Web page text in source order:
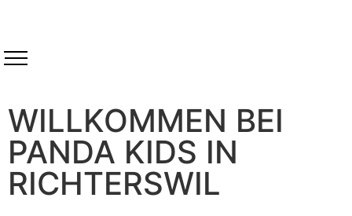
WILLKOMMEN BEI
PANDA KIDS IN
RICHTERSWIL